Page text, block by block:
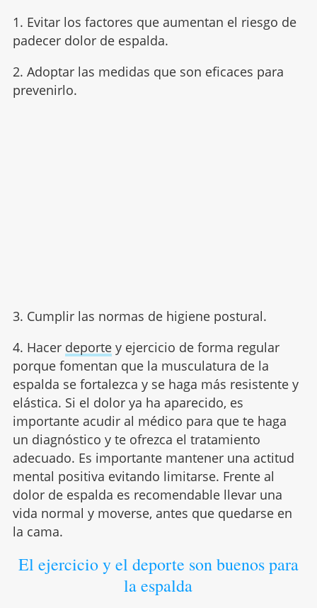
1. Evitar los factores que aumentan el riesgo de
padecer dolor de espalda.
2. Adoptar las medidas que son eficaces para
prevenirlo.
3. Cumplir las normas de higiene postural.
4. Hacer deportey ejercicio de forma regular
porque fomentan que la musculatura de la
espalda se fortalezca y se haga más resistente y
elástica. Si el dolor ya ha aparecido, es
importante acudir al médico para que te haga
un diagnóstico y te ofrezca el tratamiento
adecuado. Es importante mantener una actitud
mental positiva evitando limitarse. Frente al
dolor de espalda es recomendable llevar una
vida normal y moverse, antes que quedarse en
la cama.
El ejercicio y el deporte son buenos para
la espalda